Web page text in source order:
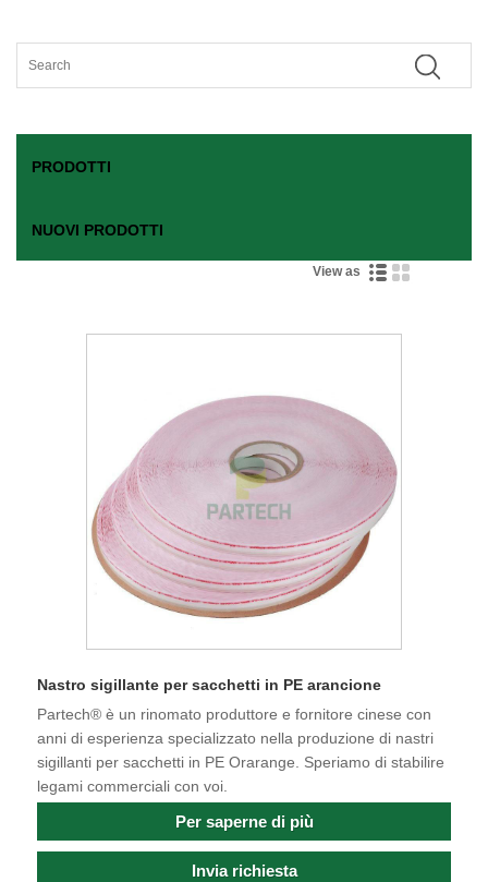
PRODOTTI
NUOVI PRODOTTI
View as
Nastro sigillante per sacchetti in PE arancione
Partech® è un rinomato produttore e fornitore cinese con
anni di esperienza specializzato nella produzione di nastri
sigillanti per sacchetti in PE Orarange. Speriamo di stabilire
legami commerciali con voi.
Per saperne di più
Invia richiesta